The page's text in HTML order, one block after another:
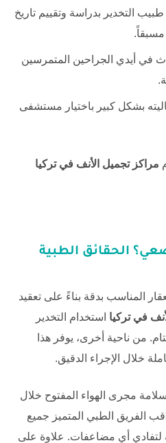
طبيب التخدير بدراسة وتقييم تاريخ
في أيدي الجراحين المتمرسين
بشكل كبير باختيار مستشفى
مراكز تجميل الأنف في تركيا
الحقائق الطبية
المناسب بدقة بناءً على تعقيد
في تركيا استخدام التخدير
من ناحية أخرى، يوفر هذا
خلال الإجراء الدقيق.
مجرى الهواء المفتوح خلال
الفريق الطبي المتميز جميع
لتفادي أي مضاعفات. علاوة على